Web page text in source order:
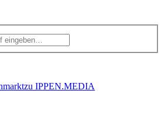
zu IPPEN.MEDIA